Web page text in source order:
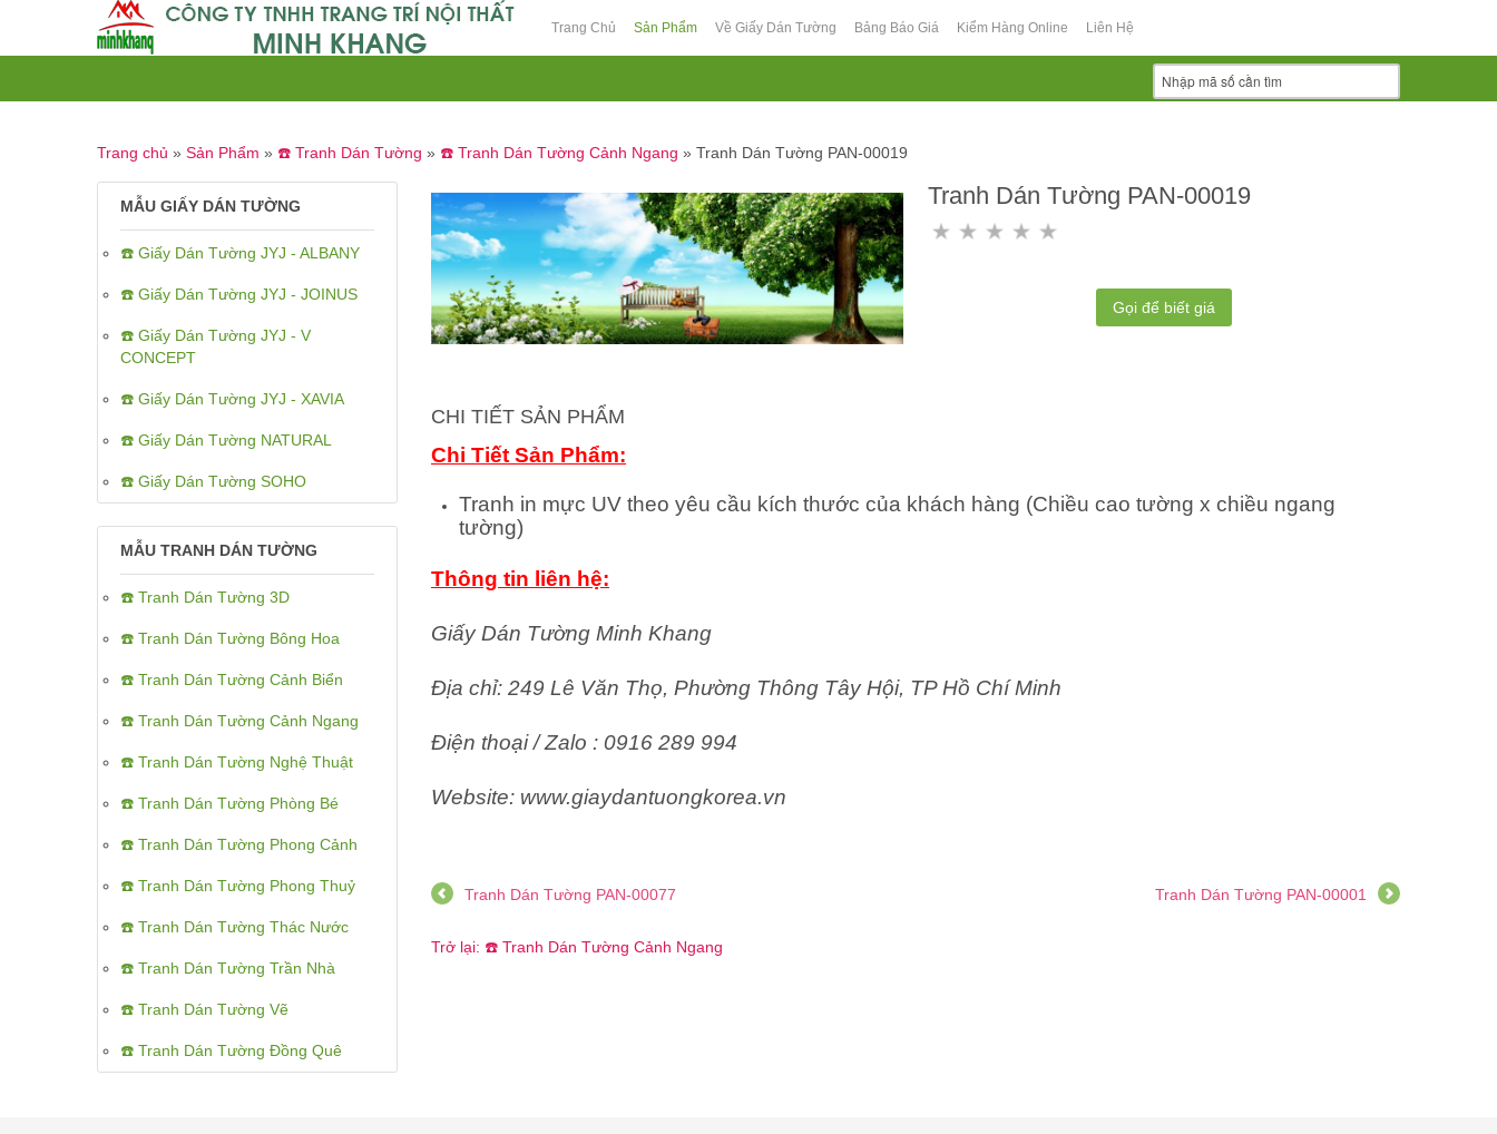
Trang Chủ Sản Phẩm Về Giấy Dán Tường Bảng Báo Giá Kiểm Hàng Online Liên Hệ
Trang chủ » Sản Phẩm » ☎️ Tranh Dán Tường » ☎️ Tranh Dán Tường Cảnh Ngang » Tranh Dán Tường PAN-00019
MẪU GIẤY DÁN TƯỜNG
☎️ Giấy Dán Tường JYJ - ALBANY
☎️ Giấy Dán Tường JYJ - JOINUS
☎️ Giấy Dán Tường JYJ - V
CONCEPT
☎️ Giấy Dán Tường JYJ - XAVIA
☎️ Giấy Dán Tường NATURAL
☎️ Giấy Dán Tường SOHO
MẪU TRANH DÁN TƯỜNG
☎️ Tranh Dán Tường 3D
☎️ Tranh Dán Tường Bông Hoa
☎️ Tranh Dán Tường Cảnh Biển
☎️ Tranh Dán Tường Cảnh Ngang
☎️ Tranh Dán Tường Nghệ Thuật
☎️ Tranh Dán Tường Phòng Bé
☎️ Tranh Dán Tường Phong Cảnh
☎️ Tranh Dán Tường Phong Thuỷ
☎️ Tranh Dán Tường Thác Nước
☎️ Tranh Dán Tường Trần Nhà
☎️ Tranh Dán Tường Vẽ
☎️ Tranh Dán Tường Đồng Quê
Tranh Dán Tường PAN-00019
Gọi để biết giá
CHI TIẾT SẢN PHẨM
Chi Tiết Sản Phẩm:
Tranh in mực UV theo yêu cầu kích thước của khách hàng (Chiều cao tường x chiều ngang
tường)
Thông tin liên hệ:
Giấy Dán Tường Minh Khang
Địa chỉ: 249 Lê Văn Thọ, Phường Thông Tây Hội, TP Hồ Chí Minh
Điện thoại / Zalo : 0916 289 994
Website: www.giaydantuongkorea.vn
Tranh Dán Tường PAN-00001
Tranh Dán Tường PAN-00077
Trở lại: ☎️ Tranh Dán Tường Cảnh Ngang